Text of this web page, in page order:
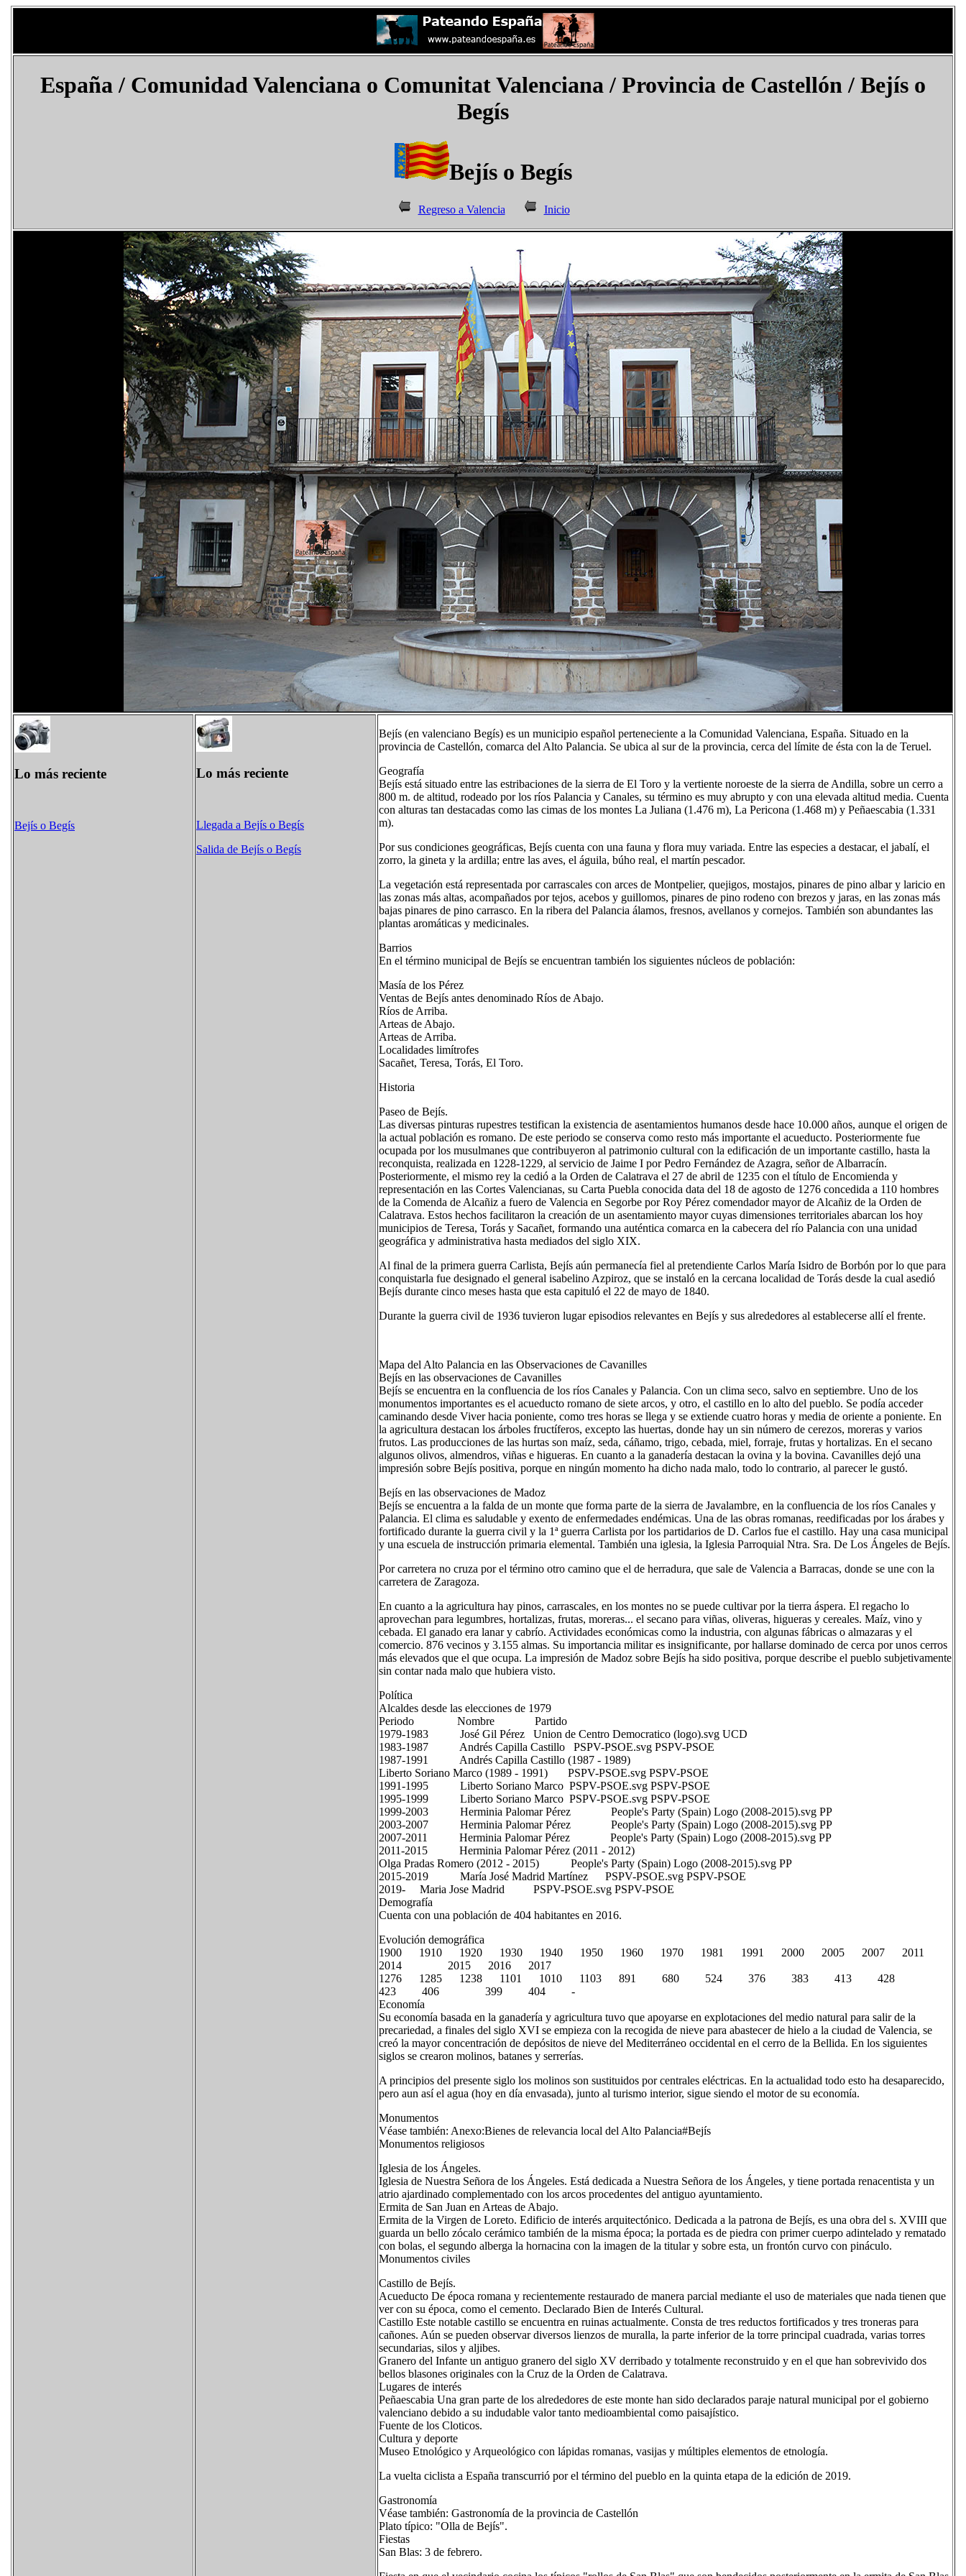
España/ Comunidad Valenciana o Comunitat Valenciana/ Provincia de Castellón / Bejís o
Begís
Bejís o Begís
Regreso a Valencia Inicio
Lo más reciente
Bejís o Begís
Lo más reciente
Llegada a Bejís o Begís
Salida de Bejís o Begís
Bejís (en valenciano Begís) es un municipio español perteneciente a la Comunidad Valenciana, España. Situado en la
provincia de Castellón, comarca del Alto Palancia. Se ubica al sur de la provincia, cerca del límite de ésta con la de Teruel.
Geografía
Bejís está situado entre las estribaciones de la sierra de El Toro y la vertiente noroeste de la sierra de Andilla, sobre un cerro a
800 m. de altitud, rodeado por los ríos Palancia y Canales, su término es muy abrupto y con una elevada altitud media. Cuenta
con alturas tan destacadas como las cimas de los montes La Juliana (1.476 m), La Pericona (1.468 m) y Peñaescabia (1.331
m).
Por sus condiciones geográficas, Bejís cuenta con una fauna y flora muy variada. Entre las especies a destacar, el jabalí, el
zorro, la gineta y la ardilla; entre las aves, el águila, búho real, el martín pescador.
La vegetación está representada por carrascales con arces de Montpelier, quejigos, mostajos, pinares de pino albar y laricio en
las zonas más altas, acompañados por tejos, acebos y guillomos, pinares de pino rodeno con brezos y jaras, en las zonas más
bajas pinares de pino carrasco. En la ribera del Palancia álamos, fresnos, avellanos y cornejos. También son abundantes las
plantas aromáticas y medicinales.
Barrios
En el término municipal de Bejís se encuentran también los siguientes núcleos de población:
Masía de los Pérez
Ventas de Bejís antes denominado Ríos de Abajo.
Ríos de Arriba.
Arteas de Abajo.
Arteas de Arriba.
Localidades limítrofes
Sacañet, Teresa, Torás, El Toro.
Historia
Paseo de Bejís.
Las diversas pinturas rupestres testifican la existencia de asentamientos humanos desde hace 10.000 años, aunque el origen de
la actual población es romano. De este periodo se conserva como resto más importante el acueducto. Posteriormente fue
ocupada por los musulmanes que contribuyeron al patrimonio cultural con la edificación de un importante castillo, hasta la
reconquista, realizada en 1228-1229, al servicio de Jaime I por Pedro Fernández de Azagra, señor de Albarracín.
Posteriormente, el mismo rey la cedió a la Orden de Calatrava el 27 de abril de 1235 con el título de Encomienda y
representación en las Cortes Valencianas, su Carta Puebla conocida data del 18 de agosto de 1276 concedida a 110 hombres
de la Comenda de Alcañiz a fuero de Valencia en Segorbe por Roy Pérez comendador mayor de Alcañiz de la Orden de
Calatrava. Estos hechos facilitaron la creación de un asentamiento mayor cuyas dimensiones territoriales abarcan los hoy
municipios de Teresa, Torás y Sacañet, formando una auténtica comarca en la cabecera del río Palancia con una unidad
geográfica y administrativa hasta mediados del siglo XIX.
Al final de la primera guerra Carlista, Bejís aún permanecía fiel al pretendiente Carlos María Isidro de Borbón por lo que para
conquistarla fue designado el general isabelino Azpiroz, que se instaló en la cercana localidad de Torás desde la cual asedió
Bejís durante cinco meses hasta que esta capituló el 22 de mayo de 1840.
Durante la guerra civil de 1936 tuvieron lugar episodios relevantes en Bejís y sus alrededores al establecerse allí el frente.
Mapa del Alto Palancia en las Observaciones de Cavanilles
Bejís en las observaciones de Cavanilles
Bejís se encuentra en la confluencia de los ríos Canales y Palancia. Con un clima seco, salvo en septiembre. Uno de los
monumentos importantes es el acueducto romano de siete arcos, y otro, el castillo en lo alto del pueblo. Se podía acceder
caminando desde Viver hacia poniente, como tres horas se llega y se extiende cuatro horas y media de oriente a poniente. En
la agricultura destacan los árboles fructíferos, excepto las huertas, donde hay un sin número de cerezos, moreras y varios
frutos. Las producciones de las hurtas son maíz, seda, cáñamo, trigo, cebada, miel, forraje, frutas y hortalizas. En el secano
algunos olivos, almendros, viñas e higueras. En cuanto a la ganadería destacan la ovina y la bovina. Cavanilles dejó una
impresión sobre Bejís positiva, porque en ningún momento ha dicho nada malo, todo lo contrario, al parecer le gustó.
Bejís en las observaciones de Madoz
Bejís se encuentra a la falda de un monte que forma parte de la sierra de Javalambre, en la confluencia de los ríos Canales y
Palancia. El clima es saludable y exento de enfermedades endémicas. Una de las obras romanas, reedificadas por los árabes y
fortificado durante la guerra civil y la 1ª guerra Carlista por los partidarios de D. Carlos fue el castillo. Hay una casa municipal
y una escuela de instrucción primaria elemental. También una iglesia, la Iglesia Parroquial Ntra. Sra. De Los Ángeles de Bejís.
Por carretera no cruza por el término otro camino que el de herradura, que sale de Valencia a Barracas, donde se une con la
carretera de Zaragoza.
En cuanto a la agricultura hay pinos, carrascales, en los montes no se puede cultivar por la tierra áspera. El regacho lo
aprovechan para legumbres, hortalizas, frutas, moreras... el secano para viñas, oliveras, higueras y cereales. Maíz, vino y
cebada. El ganado era lanar y cabrío. Actividades económicas como la industria, con algunas fábricas o almazaras y el
comercio. 876 vecinos y 3.155 almas. Su importancia militar es insignificante, por hallarse dominado de cerca por unos cerros
más elevados que el que ocupa. La impresión de Madoz sobre Bejís ha sido positiva, porque describe el pueblo subjetivamente
sin contar nada malo que hubiera visto.
Política
Alcaldes desde las elecciones de 1979
Periodo Nombre Partido
1979-1983 José Gil Pérez Union de Centro Democratico (logo).svg UCD
1983-1987 Andrés Capilla Castillo PSPV-PSOE.svg PSPV-PSOE
1987-1991 Andrés Capilla Castillo (1987 - 1989)
Liberto Soriano Marco (1989 - 1991) PSPV-PSOE.svg PSPV-PSOE
1991-1995 Liberto Soriano Marco PSPV-PSOE.svg PSPV-PSOE
1995-1999 Liberto Soriano Marco PSPV-PSOE.svg PSPV-PSOE
1999-2003 Herminia Palomar Pérez People's Party (Spain) Logo (2008-2015).svg PP
2003-2007 Herminia Palomar Pérez People's Party (Spain) Logo (2008-2015).svg PP
2007-2011 Herminia Palomar Pérez People's Party (Spain) Logo (2008-2015).svg PP
2011-2015 Herminia Palomar Pérez (2011 - 2012)
Olga Pradas Romero (2012 - 2015) People's Party (Spain) Logo (2008-2015).svg PP
2015-2019 María José Madrid Martínez PSPV-PSOE.svg PSPV-PSOE
2019- Maria Jose Madrid PSPV-PSOE.svg PSPV-PSOE
Demografía
Cuenta con una población de 404 habitantes en 2016.
Evolución demográfica
1900 1910 1920 1930 1940 1950 1960 1970 1981 1991 2000 2005 2007 2011
2014 2015 2016 2017
1276 1285 1238 1101 1010 1103 891 680 524 376 383 413 428
423 406 399 404 -
Economía
Su economía basada en la ganadería y agricultura tuvo que apoyarse en explotaciones del medio natural para salir de la
precariedad, a finales del siglo XVI se empieza con la recogida de nieve para abastecer de hielo a la ciudad de Valencia, se
creó la mayor concentración de depósitos de nieve del Mediterráneo occidental en el cerro de la Bellida. En los siguientes
siglos se crearon molinos, batanes y serrerías.
A principios del presente siglo los molinos son sustituidos por centrales eléctricas. En la actualidad todo esto ha desaparecido,
pero aun así el agua (hoy en día envasada), junto al turismo interior, sigue siendo el motor de su economía.
Monumentos
Véase también: Anexo:Bienes de relevancia local del Alto Palancia#Bejís
Monumentos religiosos
Iglesia de los Ángeles.
Iglesia de Nuestra Señora de los Ángeles. Está dedicada a Nuestra Señora de los Ángeles, y tiene portada renacentista y un
atrio ajardinado complementado con los arcos procedentes del antiguo ayuntamiento.
Ermita de San Juan en Arteas de Abajo.
Ermita de la Virgen de Loreto. Edificio de interés arquitectónico. Dedicada a la patrona de Bejís, es una obra del s. XVIII que
guarda un bello zócalo cerámico también de la misma época; la portada es de piedra con primer cuerpo adintelado y rematado
con bolas, el segundo alberga la hornacina con la imagen de la titular y sobre esta, un frontón curvo con pináculo.
Monumentos civiles
Castillo de Bejís.
Acueducto De época romana y recientemente restaurado de manera parcial mediante el uso de materiales que nada tienen que
ver con su época, como el cemento. Declarado Bien de Interés Cultural.
Castillo Este notable castillo se encuentra en ruinas actualmente. Consta de tres reductos fortificados y tres troneras para
cañones. Aún se pueden observar diversos lienzos de muralla, la parte inferior de la torre principal cuadrada, varias torres
secundarias, silos y aljibes.
Granero del Infante un antiguo granero del siglo XV derribado y totalmente reconstruido y en el que han sobrevivido dos
bellos blasones originales con la Cruz de la Orden de Calatrava.
Lugares de interés
Peñaescabia Una gran parte de los alrededores de este monte han sido declarados paraje natural municipal por el gobierno
valenciano debido a su indudable valor tanto medioambiental como paisajístico.
Fuente de los Cloticos.
Cultura y deporte
Museo Etnológico y Arqueológico con lápidas romanas, vasijas y múltiples elementos de etnología.
La vuelta ciclista a España transcurrió por el término del pueblo en la quinta etapa de la edición de 2019.
Gastronomía
Véase también: Gastronomía de la provincia de Castellón
Plato típico: "Olla de Bejís".
Fiestas
San Blas: 3 de febrero.